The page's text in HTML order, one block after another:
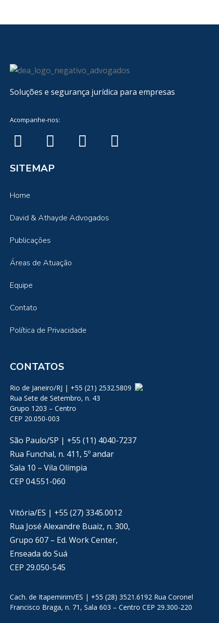
Soluções e segurança jurídica para empresas
Acompanhe-nos:
SITEMAP
Home
David & Athayde Advogados
Publicações
Áreas de Atuação
Equipe
Contato
Política de Privacidade
CONTATOS
Rio de Janeiro/RJ | +55 (21) 2532.5809
Rua Sete de Setembro, n. 43
Grupo 1203 – Centro
CEP 20.050-003
São Paulo/SP | +55 (11) 4040-7237
Rua Funchal, n. 411, 5º andar
Sala 10 – Vila Olímpia
CEP 04.551-060
Vitória/ES | +55 (27) 3345.0012
Rua José Alexandre Buaiz, n. 300,
Grupo 607 – Ed. Work Center,
Enseada do Suá
CEP 29.050-545
Cach. de Itapemirim/ES | +55 (28) 3521.6192 Rua Coronel
Francisco Braga, n. 71, Sala 603 – Centro CEP 29.300-220